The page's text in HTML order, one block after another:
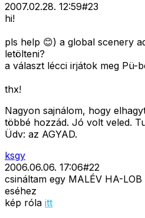
2007.02.28. 12:59#23
hi!
pls help 😊) a global scenery
letölteni?
a választ lécci irjátok meg Pü-
thx!
Nagyon sajnálom, hogy
többé hozzád. Jó volt veled.
Üdv: az AGYAD.
ksgy
2006.06.06. 17:06#22
csináltam egy MALÉV HA-LOB
eséhez
kép róla itt